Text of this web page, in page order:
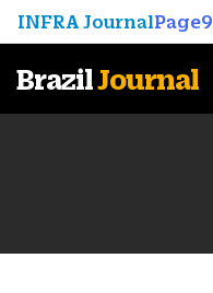
INFRA JournalPage9
BrazilJournal